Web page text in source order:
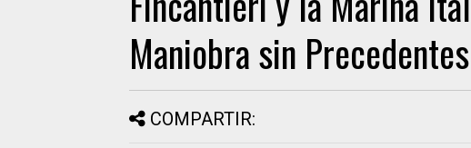
Maniobra sin
COMPARTIR: